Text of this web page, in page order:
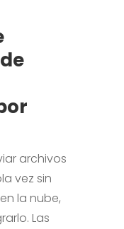
archivos
vez sin
la nube,
Las